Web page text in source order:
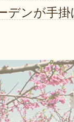
デンが手